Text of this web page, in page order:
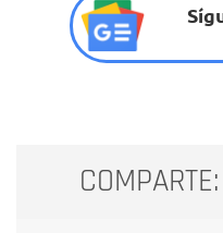
COMPARTE: